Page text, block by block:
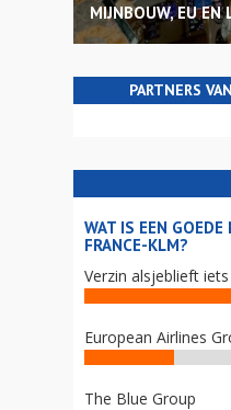
MIJNBOUW, EU EN
PARTNERS
WAT IS EEN
FRANCE-KLM?
Verzin alsjeblieft
European Airlines
The Blue Group